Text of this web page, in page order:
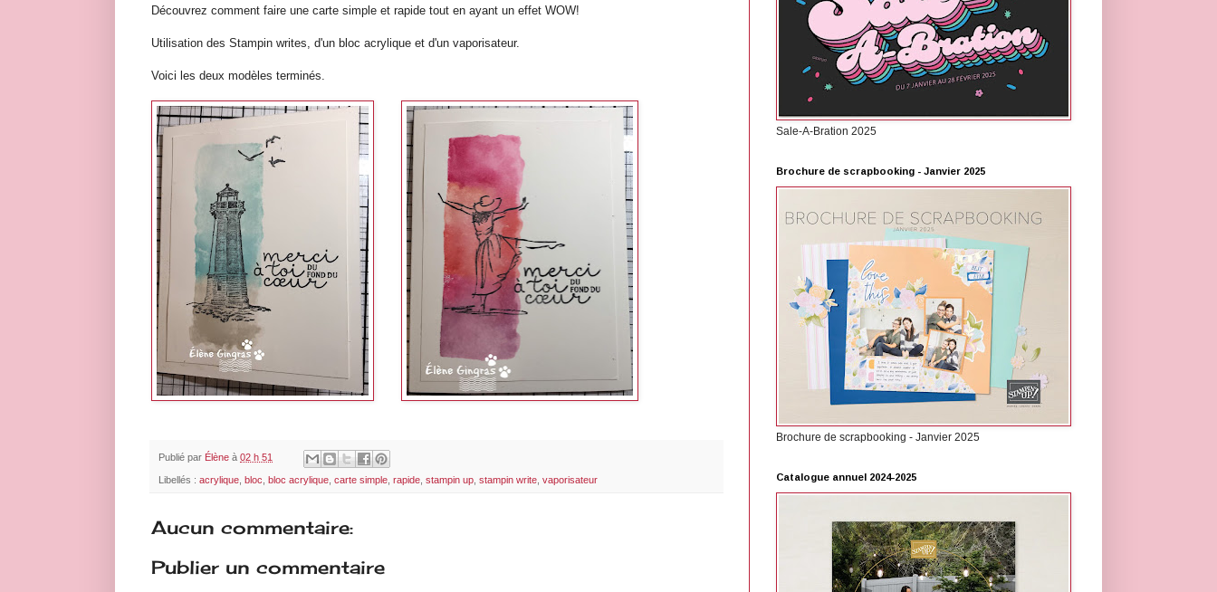
Découvrez comment faire une carte simple et rapide tout en ayant un effet WOW!
Utilisation des Stampin writes, d'un bloc acrylique et d'un vaporisateur.
Voici les deux modèles terminés.
Publié par Élène à 02 h 51
Libellés : acrylique bloc bloc acrylique carte simple rapide stampin up stampin write vaporisateur
Aucun commentaire:
Publier un commentaire
Sale-A-Bration 2025
Brochure de scrapbooking - Janvier 2025
Brochure de scrapbooking - Janvier 2025
Catalogue annuel 2024-2025